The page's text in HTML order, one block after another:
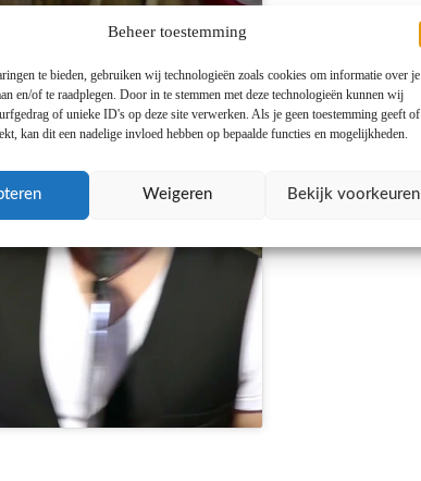
Beheer toestemming
te bieden, gebruiken wij technologieën zoals cookies om informatie over je
en/of te raadplegen. Door in te stemmen met deze technologieën kunnen wij
of unieke ID's op deze site verwerken. Als je geen toestemming geeft
kan dit een nadelige invloed hebben op bepaalde functies en mogelijkheden.
Weigeren Bekijk voorkeuren